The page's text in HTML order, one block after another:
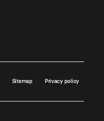
Sitemap Privacy policy